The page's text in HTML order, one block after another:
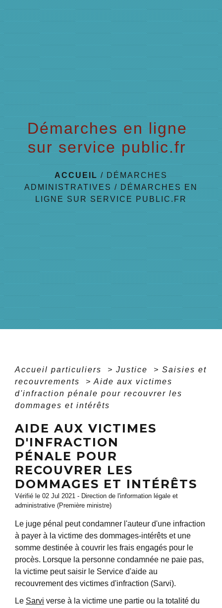
Démarches en ligne
sur service public.fr
ACCUEIL / DÉMARCHES
ADMINISTRATIVES / DÉMARCHES EN
LIGNE SUR SERVICE PUBLIC.FR
Accueil particuliers > Justice > Saisies et
recouvrements
> Aide aux victimes
d'infraction pénale pour recouvrer les
dommages et intérêts
AIDE AUX VICTIMES
D'INFRACTION
PÉNALE POUR
RECOUVRER LES
DOMMAGES ET INTÉRÊTS
Vérifié le 02 Jul 2021 - Direction de l'information légale et
administrative (Première ministre)
Le juge pénal peut condamner l'auteur d'une infraction
à payer à la victime des dommages-intérêts et une
somme destinée à couvrir les frais engagés pour le
procès. Lorsque la personne condamnée ne paie pas,
la victime peut saisir le Service d'aide au
recouvrement des victimes d'infraction (Sarvi).
Le Sarvi verse à la victime une partie ou la totalité du